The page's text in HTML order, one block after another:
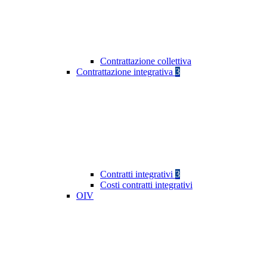
Contrattazione collettiva
Contrattazione integrativa 3
Contratti integrativi 3
Costi contratti integrativi
OIV